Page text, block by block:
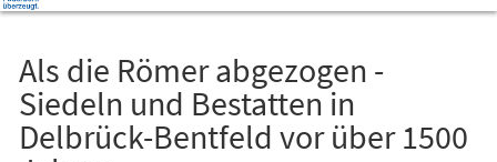
Als die Römer abgezogen -
Siedeln und Bestatten in
Delbrück-Bentfeld vor über 1500